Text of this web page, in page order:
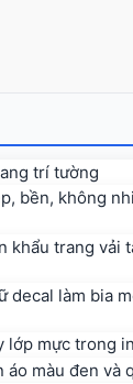
trí tường
bền, không
khẩu trang vải
decal làm bia
lớp mực trong
màu đen và